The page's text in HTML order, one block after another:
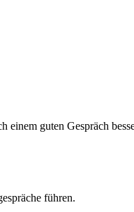
einem guten Gespräch
führen.